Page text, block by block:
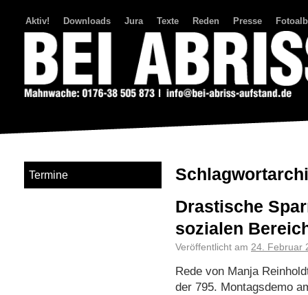
Aktiv! Downloads Jura Texte Reden Presse
Drastische
sozialen
Veröffentlicht am 24. Februar
Rede von Manja
der 795. Montagsdemo
Termine